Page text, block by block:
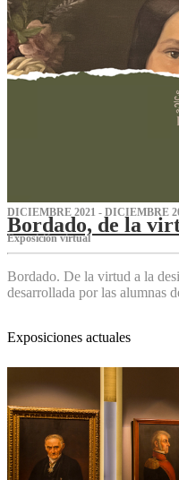
DICIEMBRE 2021 - DICIEMBRE
Bordado, de la
Exposición virtual‌
Bordado. De la virtud a la
desarrollada por las alumnas
Exposiciones actuales